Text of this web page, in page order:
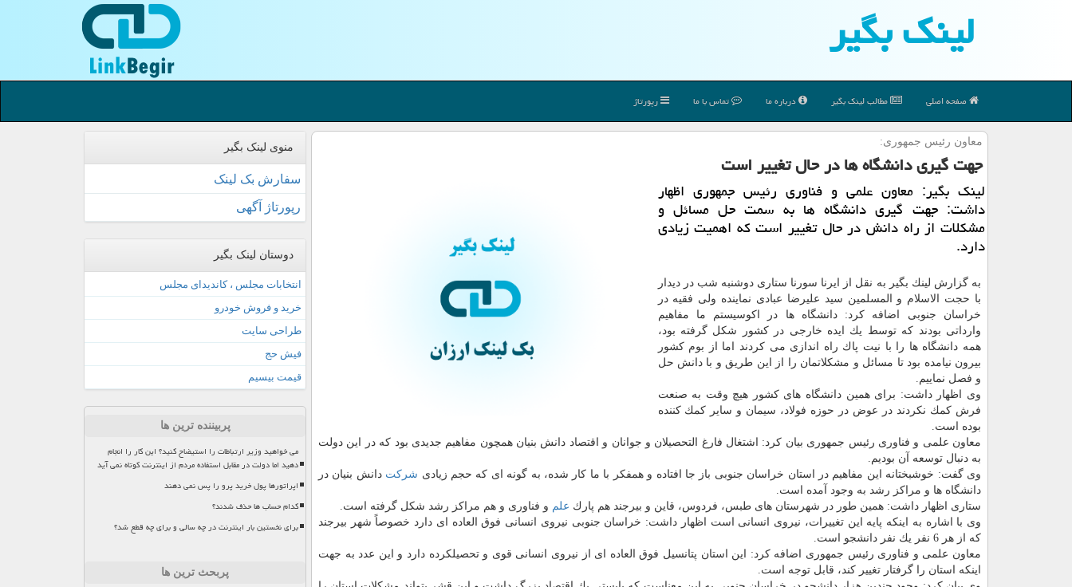
لینك بگیر
صفحه اصلی مطالب لینك بگیر درباره ما تماس با ما رپورتاژ
معاون رئیس جمهوری:
جهت گیری دانشگاه ها در حال تغییر است
لینك بگیر: معاون علمی و فناوری رئیس جمهوری اظهار
داشت: جهت گیری دانشگاه ها به سمت حل مسائل و
مشكلات از راه دانش در حال تغییر است كه اهمیت زیادی
دارد.
به گزارش لینك بگیر به نقل از ایرنا سورنا ستاری دوشنبه شب در دیدار
با حجت الاسلام و المسلمین سید علیرضا عبادی نماینده ولی فقیه در
خراسان جنوبی اضافه كرد: دانشگاه ها در اكوسیستم ما مفاهیم
وارداتی بودند كه توسط یك ایده خارجی در كشور شكل گرفته بود،
همه دانشگاه ها را با نیت پاك راه اندازی می كردند اما از بوم كشور
بیرون نیامده بود تا مسائل و مشكلاتمان را از این طریق و با دانش حل
و فصل نماییم.
وی اظهار داشت: برای همین دانشگاه های كشور هیچ وقت به صنعت
فرش كمك نكردند در عوض در حوزه فولاد، سیمان و سایر كمك كننده
بوده است.
معاون علمی و فناوری رئیس جمهوری بیان كرد: اشتغال فارغ التحصیلان و جوانان و اقتصاد دانش بنیان همچون مفاهیم جدیدی بود كه در این دولت
به دنبال توسعه آن بودیم.
وی گفت: خوشبختانه این مفاهیم در استان خراسان جنوبی باز جا افتاده و همفكر با ما كار شده، به گونه ای كه حجم زیادی شركت دانش بنیان در
دانشگاه ها و مراكز رشد به وجود آمده است.
ستاری اظهار داشت: همین طور در شهرستان های طبس، فردوس، قاین و بیرجند هم پارك علم و فناوری و هم مراكز رشد شكل گرفته است.
وی با اشاره به اینكه پایه این تغییرات، نیروی انسانی است اظهار داشت: خراسان جنوبی نیروی انسانی فوق العاده ای دارد خصوصاً شهر بیرجند
كه از هر 6 نفر یك نفر دانشجو است.
معاون علمی و فناوری رئیس جمهوری اضافه كرد: این استان پتانسیل فوق العاده ای از نیروی انسانی قوی و تحصیلكرده دارد و این عدد به جهت
اینكه استان را گرفتار تغییر كند، قابل توجه است.
منوی لینک بگیر
سفارش بک لینک
رپورتاژ آگهی
دوستان لینک بگیر
انتخابات مجلس ، کاندیدای مجلس
خرید و فروش خودرو
طراحی سایت
فیش حج
قیمت بیسیم
پربیننده ترین ها
می خواهید وزیر ارتباطات را استیضاح کنید؟ این کار را انجام
دهید اما دولت در مقابل استفاده مردم از اینترنت کوتاه نمی آید
اپراتورها پول خرید پرو را پس نمی دهند
کدام حساب ها حذف شدند؟
برای نخستین بار اینترنت در چه سالی و برای چه قطع شد؟
پربحث ترین ها